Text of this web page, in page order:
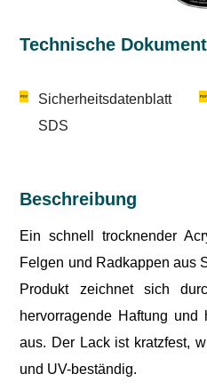
Technische
Sicherheitsdatenblatt
SDS
Beschreibung
Ein schnell trocknender
Felgen und Radkappen aus
Produkt zeichnet sich
hervorragende Haftung und
aus. Der Lack ist kratzfest,
und UV-beständig.